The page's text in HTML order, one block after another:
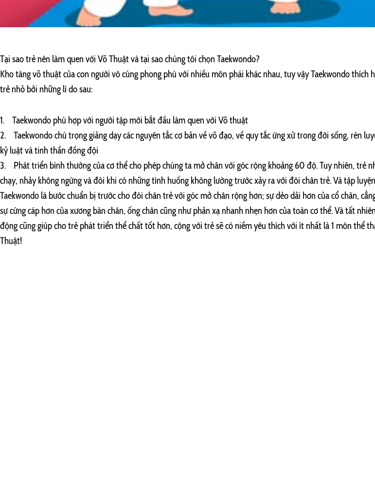
Tại sao trẻ nên làm quen với Võ Thuật và tại sao chúng tôi chọn Taekwondo?
Kho tàng võ thuật của con người vô cùng phong phú với nhiều môn phái khác nhau, tuy vậy Taekwondo thích
trẻ nhỏ bởi những lí do sau:
1. Taekwondo phù hợp với người tập mới bắt đầu làm quen với Võ thuật
2. Taekwondo chú trọng giảng dạy các nguyên tắc cơ bản về võ đạo, về quy tắc ứng xử trong đời sống, rèn
kỷ luật và tinh thần đồng đội
3. Phát triển bình thường của cơ thể cho phép chúng ta mở chân với góc rộng khoảng 60 độ. Tuy nhiên, trẻ
chạy, nhảy không ngừng và đôi khi có những tình huống không lường trước xảy ra với đôi chân trẻ. Và tập luyện
Taekwondo là bước chuẩn bị trước cho đôi chân trẻ với góc mở chân rộng hơn; sự dẻo dải hơn của cổ chân,
sự cứng cáp hơn của xương bàn chân, ống chân cũng như phản xạ nhanh nhẹn hơn của toàn cơ thể. Và tất
động cũng giúp cho trẻ phát triển thể chất tốt hơn, cộng với trẻ sẽ có niềm yêu thích với ít nhất là 1 môn thể
Thuật!
Lớp Bơi Lội
Độ tuổi Học phí
Lớp cảm thụ âm nhạc